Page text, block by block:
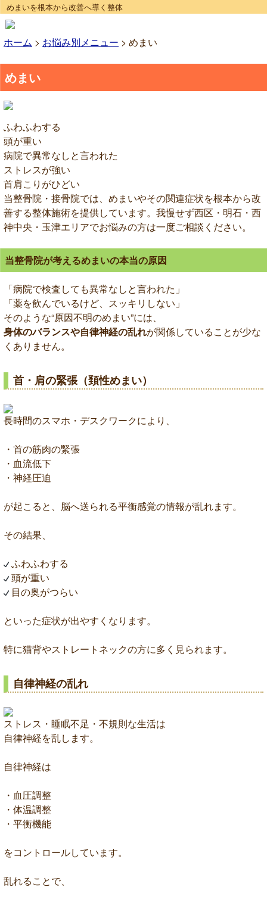
めまいを根本から改善へ導く整体
ホーム > お悩み別メニュー > めまい
めまい
ふわふわする
頭が重い
病院で異常なしと言われた
ストレスが強い
首肩こりがひどい
当整骨院・接骨院では、めまいやその関連症状を根本から改
善する整体施術を提供しています。我慢せず西区・明石・西
神中央・玉津エリアでお悩みの方は一度ご相談ください。
当整骨院が考えるめまいの本当の原因
「病院で検査しても異常なしと言われた」
「薬を飲んでいるけど、スッキリしない」
そのような“原因不明のめまい”には、
身体のバランスや自律神経の乱れが関係していることが少な
くありません。
首・肩の緊張（頚性めまい）
長時間のスマホ・デスクワークにより、
・首の筋肉の緊張
・血流低下
・神経圧迫
が起こると、脳へ送られる平衡感覚の情報が乱れます。
その結果、
ふわふわする
頭が重い
目の奥がつらい
といった症状が出やすくなります。
特に猫背やストレートネックの方に多く見られます。
自律神経の乱れ
ストレス・睡眠不足・不規則な生活は
自律神経を乱します。
自律神経は
・血圧調整
・体温調整
・平衡機能
をコントロールしています。
乱れることで、